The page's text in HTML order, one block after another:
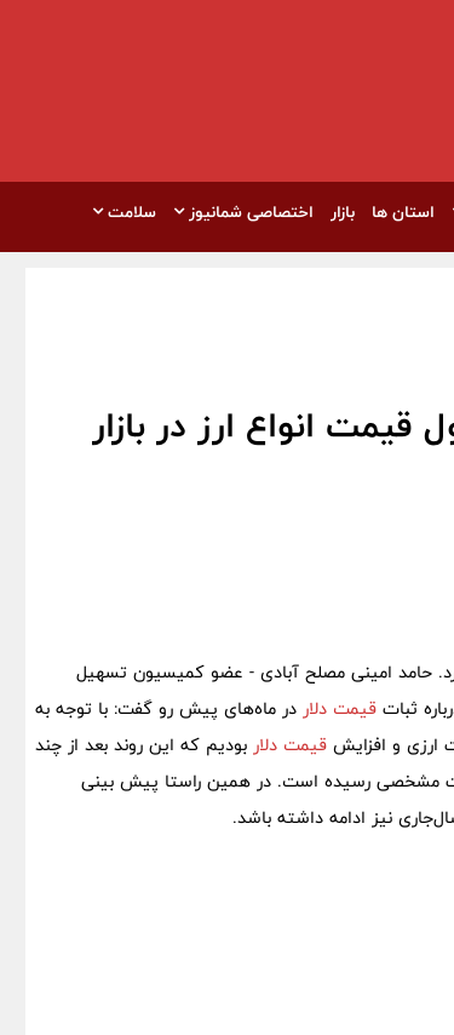
استان ها بازار اختصاصی شمانیوز سلامت
انواع ارز در بازار
حامد امینی مصلح آبادی - عضو کمیسیون تسهیل
ثبات قیمت دلار در ماه‌های پیش رو گفت: با توجه به
ارزی و افزایش قیمت دلار بودیم که این روند بعد از چند
مشخصی رسیده است. در همین راستا پیش بینی
نیز ادامه داشته باشد.